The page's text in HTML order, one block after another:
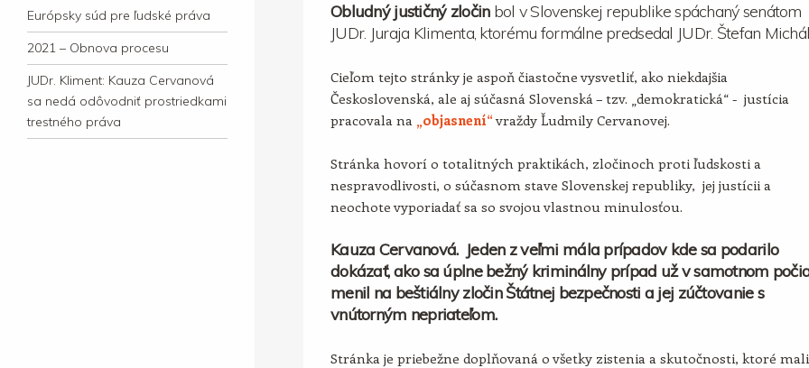
Európsky súd pre ľudské práva
2021 – Obnova procesu
JUDr. Kliment: Kauza Cervanová
sa nedá odôvodniť prostriedkami
trestného práva
Obludný justičný zločin bol v Slovenskej republike spáchaný senátom
JUDr. Juraja Klimenta, ktorému formálne predsedal JUDr. Štefan
Cieľom tejto stránky je aspoň čiastočne vysvetliť, ako niekdajšia
Československá, ale aj súčasná Slovenská – tzv. „demokratická“ - justícia
pracovala na „objasnení“vraždy Ľudmily Cervanovej.
Stránka hovorí o totalitných praktikách, zločinoch proti ľudskosti a
nespravodlivosti, o súčasnom stave Slovenskej republiky, jej justícii a
neochote vyporiadať sa so svojou vlastnou minulosťou.
Kauza Cervanová. Jeden z veľmi mála prípadov kde sa podarilo
dokázať, ako sa úplne bežný kriminálny prípad už v samotnom
menil na beštiálny zločin Štátnej bezpečnosti a jej zúčtovanie s
vnútorným nepriateľom.
Stránka je priebežne doplňovaná o všetky zistenia a skutočnosti, ktoré mali